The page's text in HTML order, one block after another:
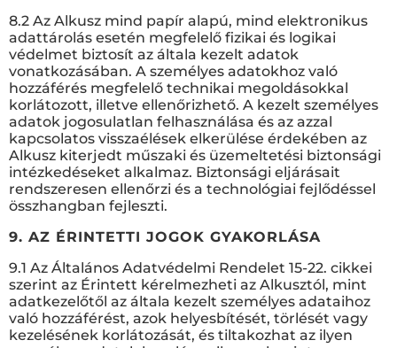
8.2 Az Alkusz mind papír alapú, mind elektronikus
adattárolás esetén megfelelő fizikai és logikai
védelmet biztosít az általa kezelt adatok
vonatkozásában. A személyes adatokhoz való
hozzáférés megfelelő technikai megoldásokkal
korlátozott, illetve ellenőrizhető. A kezelt személyes
adatok jogosulatlan felhasználása és az azzal
kapcsolatos visszaélések elkerülése érdekében az
Alkusz kiterjedt műszaki és üzemeltetési biztonsági
intézkedéseket alkalmaz. Biztonsági eljárásait
rendszeresen ellenőrzi és a technológiai fejlődéssel
összhangban fejleszti.
9. AZ ÉRINTETTI JOGOK GYAKORLÁSA
9.1 Az Általános Adatvédelmi Rendelet 15-22. cikkei
szerint az Érintett kérelmezheti az Alkusztól, mint
adatkezelőtől az általa kezelt személyes adataihoz
való hozzáférést, azok helyesbítését, törlését vagy
kezelésének korlátozását, és tiltakozhat az ilyen